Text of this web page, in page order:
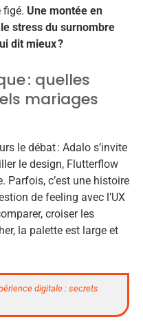
figé. Une montée en
stress du surnombre
dit mieux ?
: quelles
mariages
le débat : Adalo s’invite
le design, Flutterflow
Parfois, c’est une histoire
de feeling avec l’UX
croiser les
la palette est large et
digitale : secrets